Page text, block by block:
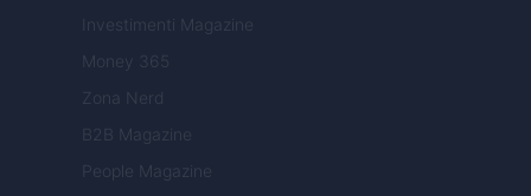
Investimenti Magazine
Money 365
Zona Nerd
B2B Magazine
People Magazine